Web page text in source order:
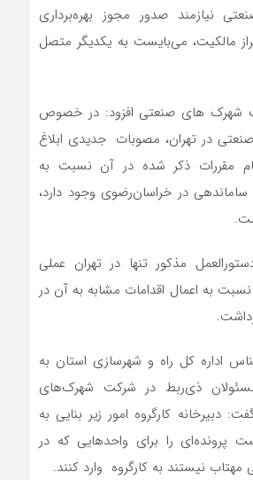
نیازمند صدور مجوز بهره‌برداری
مالکیت، می‌بایست به یکدیگر متصل
شهرک های صنعتی افزود: در خصوص
در تهران، مصوبات جدیدی ابلاغ
مقررات ذکر شده در آن نسبت به
در خراسان‌رضوی وجود دارد،
مذکور تنها در تهران عملی
به اعمال اقدامات مشابه به آن در
اداره کل راه و شهرسازی استان به
ذی‌ربط در شرکت شهرک‌های
دبیرخانه کارگروه امور زیر بنایی به
پرونده‌ای را برای واحدهایی که در
نیستند به کارگروه وارد کنند.